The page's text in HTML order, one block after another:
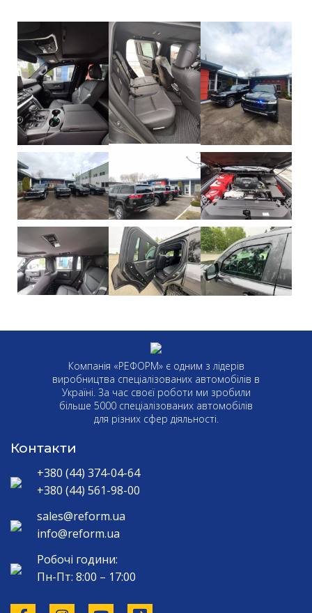
Компанія «РЕФОРМ» є одним з лідерів
виробництва спеціалізованих автомобілів в
Україні. За час своєї роботи ми зробили
більше 5000 спеціалізованих автомобілів
для різних сфер діяльності.
Контакти
+380 (44) 374-04-64
+380 (44) 561-98-00
sales@reform.ua
info@reform.ua
Робочі години:
Пн-Пт: 8:00 – 17:00